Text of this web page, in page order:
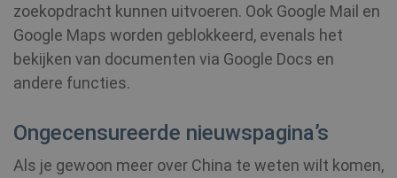
zoekopdracht kunnen uitvoeren. Ook Google Mail en
Google Maps worden geblokkeerd, evenals het
bekijken van documenten via Google Docs en
andere functies.
Ongecensureerde nieuwspagina’s
Als je gewoon meer over China te weten wilt komen,
CookieScriptConsent
CookieScript
1 jaar
_clsk
Microsoft